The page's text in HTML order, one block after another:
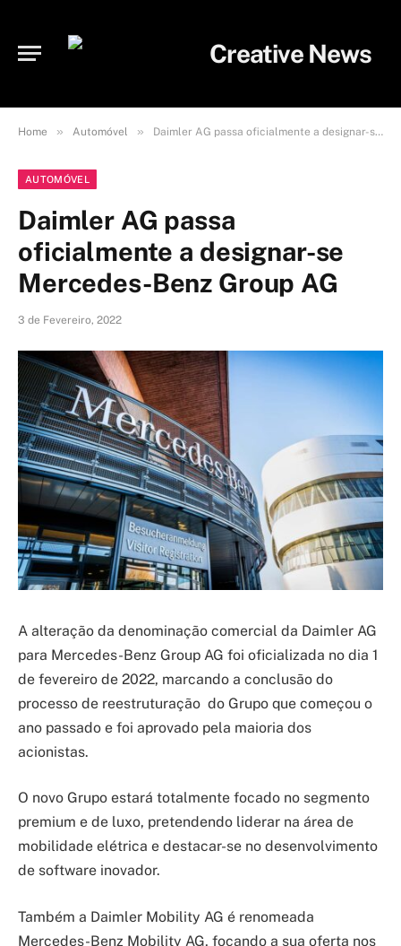
Home » Automóvel » Daimler AG passa oficialmente a designar-se Mercedes-Benz Group AG
AUTOMÓVEL
Daimler AG passa
oficialmente a designar-se
Mercedes-Benz Group AG
3 de Fevereiro, 2022
A alteração da denominação comercial da Daimler AG
para Mercedes-Benz Group AG foi oficializada no dia 1
de fevereiro de 2022, marcando a conclusão do
processo de reestruturação do Grupo que começou o
ano passado e foi aprovado pela maioria dos
acionistas.
O novo Grupo estará totalmente focado no segmento
premium e de luxo, pretendendo liderar na área de
mobilidade elétrica e destacar-se no desenvolvimento
de software inovador.
Também a Daimler Mobility AG é renomeada
Mercedes-Benz Mobility AG, focando a sua oferta nos